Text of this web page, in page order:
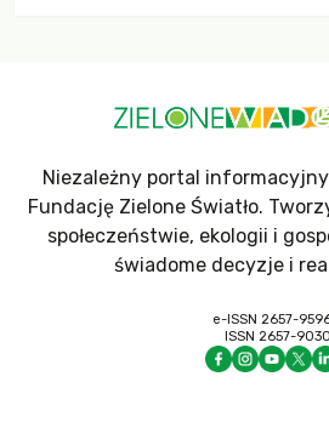
Niezależny portal
Fundację Zielone Światło.
społeczeństwie, ekologii i
świadome decyzje i
e-ISSN 2657-
ISSN 2657-9030